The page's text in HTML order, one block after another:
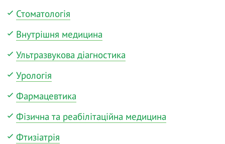
Стоматологія
Внутрішня медицина
Ультразвукова діагностика
Урологія
Фармацевтика
Фізична та реабілітаційна медицина
Фтизіатрія